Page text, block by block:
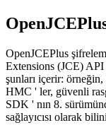
OpenJCEPlus
OpenJCEPlus
Extensions (JCE) API
şunları içerir:
HMC ' ler, güvenli
SDK ' nın 8.
sağlayıcısı olarak